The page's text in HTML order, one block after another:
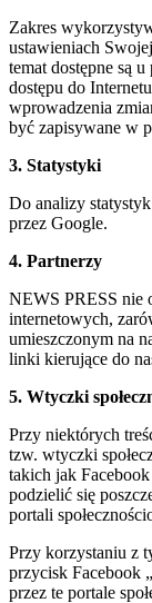
Zakres
ustawieniach
temat dostępne są
dostępu do
wprowadzenia
być zapisywane w
3. Statystyki
Do analizy
przez Google.
4. Partnerzy
NEWS PRESS nie
internetowych,
umieszczonym na
linki kierujące do
5. Wtyczki
Przy niektórych
tzw. wtyczki
takich jak
podzielić się
portali
Przy korzystaniu z
przycisk Facebook
przez te portale